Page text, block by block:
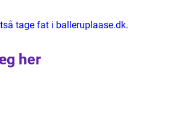
tage fat i balleruplaase.dk.
her